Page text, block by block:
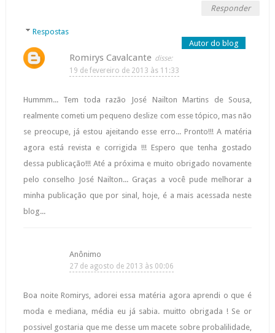
Responder
Respostas
Romirys Cavalcante
19 de fevereiro de 2013 às 11:33
Hummm... Tem toda razão José Nailton Martins de Sousa,
realmente cometi um pequeno deslize com esse tópico, mas não
se preocupe, já estou ajeitando esse erro... Pronto!!! A matéria
agora está revista e corrigida !!! Espero que tenha gostado
dessa publicação!!! Até a próxima e muito obrigado novamente
pelo conselho José Nailton... Graças a você pude melhorar a
minha publicação que por sinal, hoje, é a mais acessada neste
blog...
Anônimo
27 de agosto de 2013 às 00:06
Boa noite Romirys, adorei essa matéria agora aprendi o que é
moda e mediana, média eu já sabia. muitto obrigada ! Se or
possivel gostaria que me desse um macete sobre probalilidade,